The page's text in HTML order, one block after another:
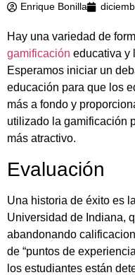
Enrique Bonilla
Hay una variedad de
gamificación educativa y
Esperamos iniciar un
educación para que los
más a fondo y
utilizado la gamificación
más atractivo.
Evaluación
Una historia de éxito es
Universidad de Indiana,
abandonando
de “puntos de
los estudiantes están